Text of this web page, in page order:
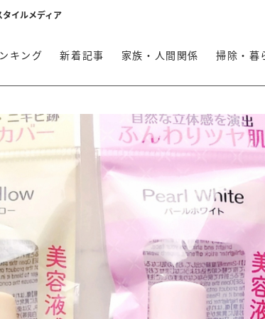
タイルメディア
キング 新着記事 家族・人間関係 掃除・暮